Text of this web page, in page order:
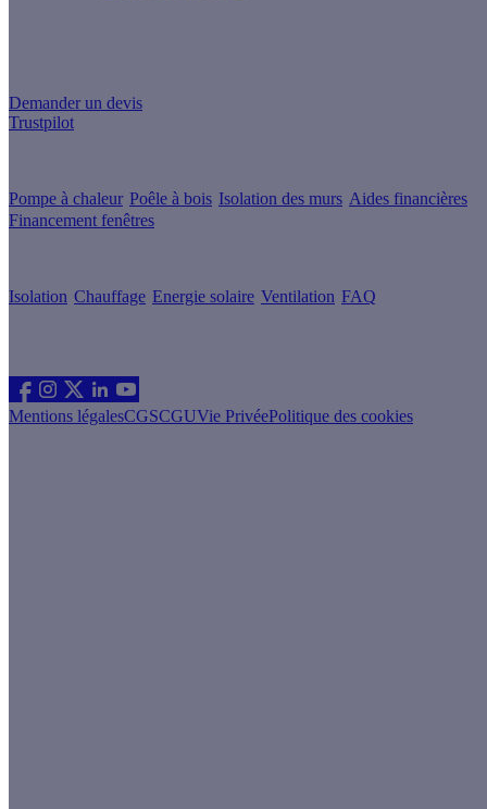
Demander un devis
Trustpilot
Pompe à chaleur Poêle à bois Isolation des murs Aides financières
Financement fenêtres
Isolation Chauffage Energie solaire Ventilation FAQ
Mentions légalesCGSCGUVie PrivéePolitique des cookies